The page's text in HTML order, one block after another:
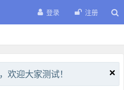
登录 注册
欢迎大家测试！